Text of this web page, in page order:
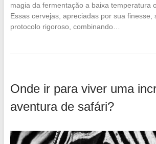
magia da fermentação a baixa temperatura
Essas cervejas, apreciadas por sua finesse,
protocolo rigoroso, combinando…
Onde ir para viver uma
aventura de safári?